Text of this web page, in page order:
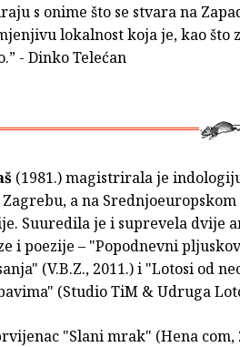
s onime što se stvara na
lokalnost koja je, kao što
- Dinko Telećan
(1981.) magistrirala je
a na
Suuredila je i suprevela dvije
i poezije – "Popodnevni
(V.B.Z., 2011.) i "Lotosi od
(Studio TiM & Udruga
"Slani mrak" (Hena